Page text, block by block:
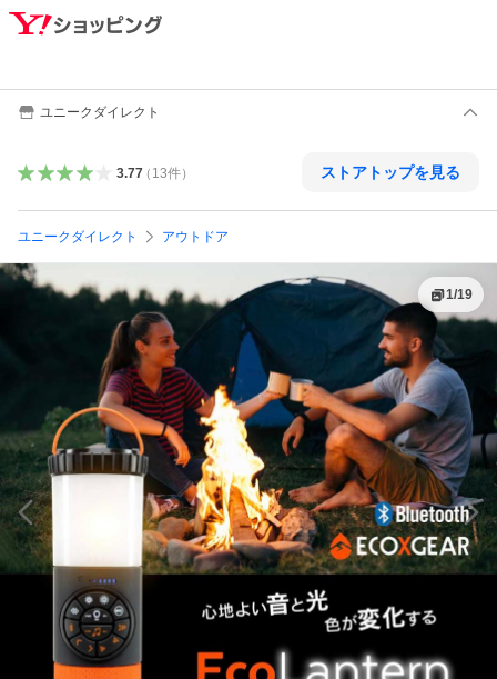
ユニークダイレクト
3.77（ 13件） ストアトップを見る
ユニークダイレクト アウトドア
1/19